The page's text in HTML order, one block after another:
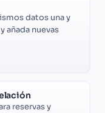
datos una y
añada nuevas
reservas y